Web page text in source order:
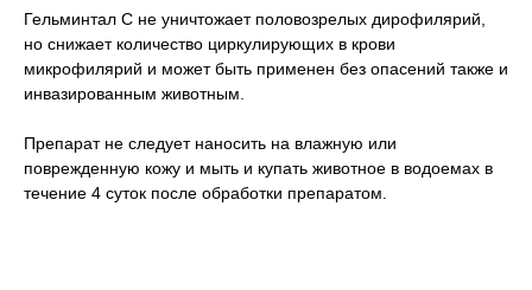
Гельминтал С не уничтожает половозрелых дирофилярий,
но снижает количество циркулирующих в крови
микрофилярий и может быть применен без опасений также и
инвазированным животным.
Препарат не следует наносить на влажную или
поврежденную кожу и мыть и купать животное в водоемах в
течение 4 суток после обработки препаратом.